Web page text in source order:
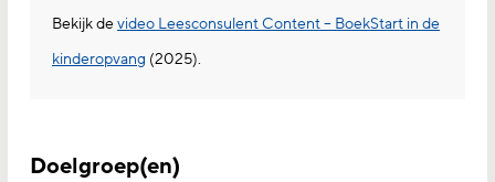
Bekijk devideo Leesconsulent Content – BoekStart in de
kinderopvang (2025).
Doelgroep(en)